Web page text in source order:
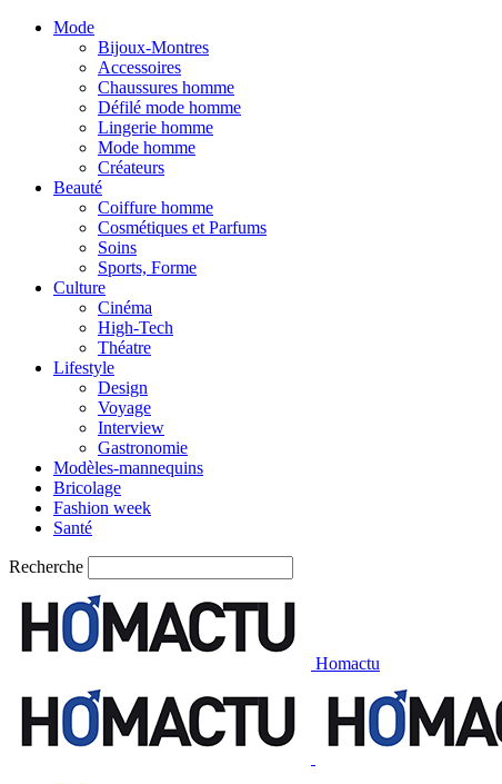
Mode
Bijoux-Montres
Accessoires
Chaussures homme
Défilé mode homme
Lingerie homme
Mode homme
Créateurs
Beauté
Coiffure homme
Cosmétiques et Parfums
Soins
Sports, Forme
Culture
Cinéma
High-Tech
Théatre
Lifestyle
Design
Voyage
Interview
Gastronomie
Modèles-mannequins
Bricolage
Fashion week
Santé
Recherche
Homactu